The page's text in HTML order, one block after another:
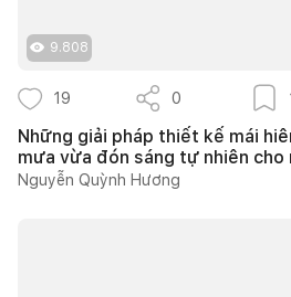
9.808
19 0
Những giải pháp thiết kế mái
mưa vừa đón sáng tự nhiên cho
Nguyễn Quỳnh Hương